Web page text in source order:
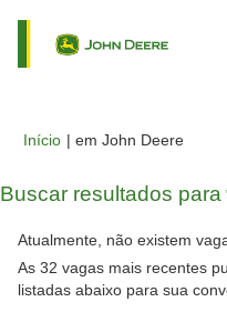
Início | em John Deere(página
Buscar resultados para
Atualmente, não existem
As 32 vagas mais recentes
listadas abaixo para sua